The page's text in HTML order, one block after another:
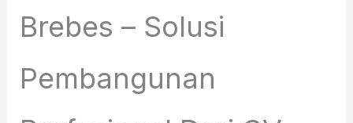
Brebes – Solusi
Pembangunan